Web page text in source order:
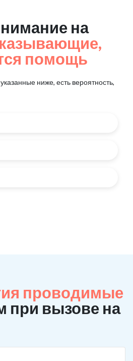
на
помощь
ниже, есть вероятность,
проводимые
при вызове на